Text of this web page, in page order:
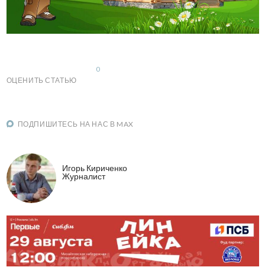
ОЦЕНИТЬ СТАТЬЮ
0
ПОДПИШИТЕСЬ НА НАС В MAX
Игорь Кириченко
Журналист